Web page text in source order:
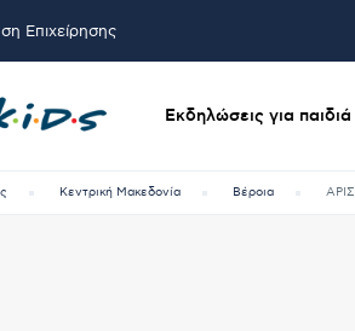
Επιχείρησης
Εκδηλώσεις για παιδιά
Κεντρική Μακεδονία Βέροια